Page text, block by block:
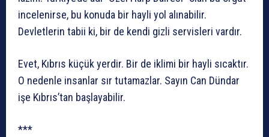
incelenirse, bu konuda bir hayli yol alınabilir.
Devletlerin tabii ki, bir de kendi gizli servisleri vardır.
Evet, Kıbrıs küçük yerdir. Bir de iklimi bir hayli sıcaktır.
O nedenle insanlar sır tutamazlar. Sayın Can Dündar
işe Kıbrıs’tan başlayabilir.
***